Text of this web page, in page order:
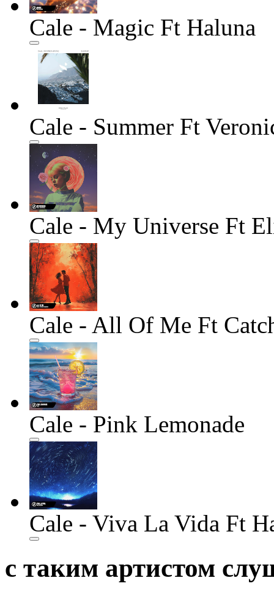
Cale - Magic Ft Haluna
Cale - Summer Ft
Cale - My Universe Ft
Cale - All Of Me Ft
Cale - Pink Lemonade
Cale - Viva La Vida Ft
с таким артистом